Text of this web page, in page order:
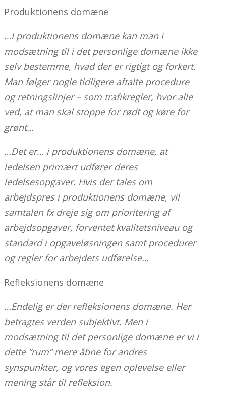
Produktionens domæne
…I produktionens domæne kan man i
modsætning til i det personlige domæne ikke
selv bestemme, hvad der er rigtigt og forkert.
Man følger nogle tidligere aftalte procedure
og retningslinjer – som trafikregler, hvor alle
ved, at man skal stoppe for rødt og køre for
grønt…
…Det er… i produktionens domæne, at
ledelsen primært udfører deres
ledelsesopgaver. Hvis der tales om
arbejdspres i produktionens domæne, vil
samtalen fx dreje sig om prioritering af
arbejdsopgaver, forventet kvalitetsniveau og
standard i opgaveløsningen samt procedurer
og regler for arbejdets udførelse…
Refleksionens domæne
…Endelig er der refleksionens domæne. Her
betragtes verden subjektivt. Men i
modsætning til det personlige domæne er vi i
dette ”rum” mere åbne for andres
synspunkter, og vores egen oplevelse eller
mening står til refleksion.